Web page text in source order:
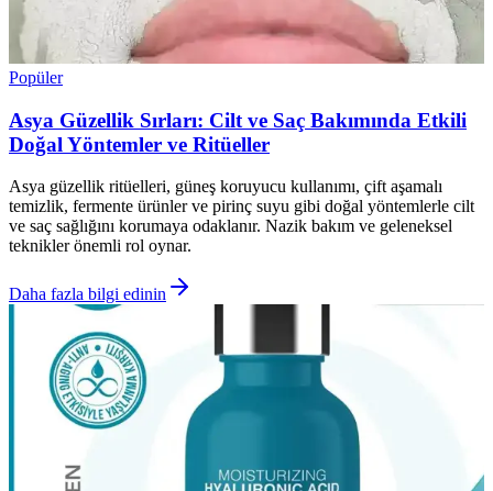
Popüler
Asya Güzellik Sırları: Cilt ve Saç Bakımında Etkili
Doğal Yöntemler ve Ritüeller
Asya güzellik ritüelleri, güneş koruyucu kullanımı, çift aşamalı
temizlik, fermente ürünler ve pirinç suyu gibi doğal yöntemlerle cilt
ve saç sağlığını korumaya odaklanır. Nazik bakım ve geleneksel
teknikler önemli rol oynar.
Daha fazla bilgi edinin